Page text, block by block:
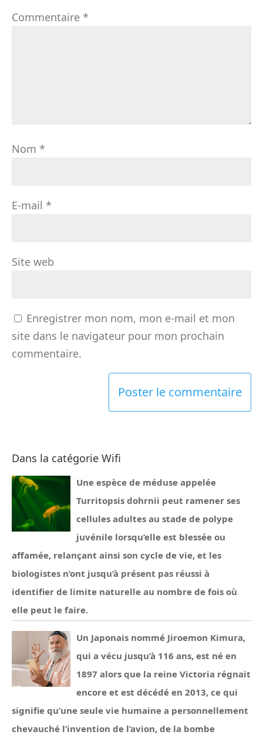
Commentaire *
Nom *
E-mail *
Site web
Enregistrer mon nom, mon e-mail et mon
site dans le navigateur pour mon prochain
commentaire.
Dans la catégorie Wifi
Une espèce de méduse appelée
Turritopsis dohrnii peut ramener ses
cellules adultes au stade de polype
juvénile lorsqu’elle est blessée ou
affamée, relançant ainsi son cycle de vie, et les
biologistes n’ont jusqu’à présent pas réussi à
identifier de limite naturelle au nombre de fois où
elle peut le faire.
Un Japonais nommé Jiroemon Kimura,
qui a vécu jusqu’à 116 ans, est né en
1897 alors que la reine Victoria régnait
encore et est décédé en 2013, ce qui
signifie qu’une seule vie humaine a personnellement
chevauché l’invention de l’avion, de la bombe